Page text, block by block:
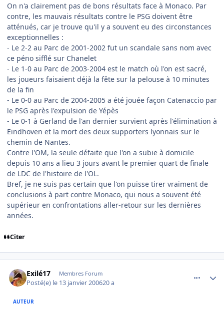
On n'a clairement pas de bons résultats face à Monaco. Par
contre, les mauvais résultats contre le PSG doivent être
atténués, car je trouve qu'il y a souvent eu des circonstances
exceptionnelles :
- Le 2-2 au Parc de 2001-2002 fut un scandale sans nom avec
ce péno sifflé sur Chanelet
- Le 1-0 au Parc de 2003-2004 est le match où l'on est sacré,
les joueurs faisaient déjà la fête sur la pelouse à 10 minutes
de la fin
- Le 0-0 au Parc de 2004-2005 a été jouée façon Catenaccio par
le PSG après l'expulsion de Yépès
- Le 0-1 à Gerland de l'an dernier survient après l'élimination à
Eindhoven et la mort des deux supporters lyonnais sur le
chemin de Nantes.
Contre l'OM, la seule défaite que l'on a subie à domicile
depuis 10 ans a lieu 3 jours avant le premier quart de finale
de LDC de l'histoire de l'OL.
Bref, je ne suis pas certain que l'on puisse tirer vraiment de
conclusions à part contre Monaco, qui nous a souvent été
supérieur en confrontations aller-retour sur les dernières
années.
Citer
Exilé17 Membres Forum
Posté(e) le 13 janvier 200620 a
AUTEUR